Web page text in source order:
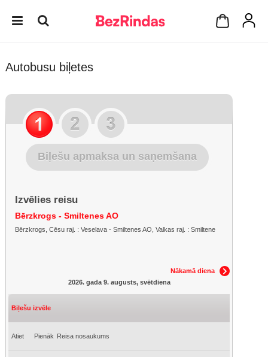
Autobusu biļetes
Biļešu apmaksa un saņemšana
Izvēlies reisu
Bērzkrogs - Smiltenes AO
Bērzkrogs, Cēsu raj. : Veselava - Smiltenes AO, Valkas raj. : Smiltene
Nākamā diena
2026. gada 9. augusts, svētdiena
Biļešu izvēle
Atiet Pienāk Reisa nosaukums